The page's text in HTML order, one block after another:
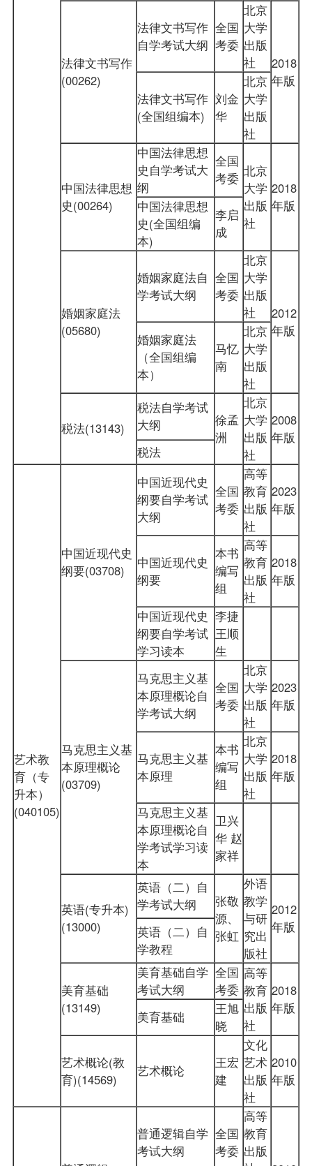
法律文书写作
(00262)
法律文书写作
自学考试大纲
全国
考委
北京
大学
出版
社
2018
年版
法律文书写作
(全国组编本)
刘金
华
北京
大学
出版
社
中国法律思想
史(00264)
中国法律思想
史自学考试大
纲
全国
考委 北京
大学
出版
社
2018
年版
中国法律思想
史(全国组编
本)
李启
成
婚姻家庭法
(05680)
婚姻家庭法自
学考试大纲
全国
考委
北京
大学
出版
社
2012
年版
婚姻家庭法
（全国组编
本）
马忆
南
北京
大学
出版
社
税法(13143)
税法自学考试
大纲
徐孟
洲
北京
大学
出版
社
2008
年版
税法
艺术教
育（专
升本）
(040105)
中国近现代史
纲要(03708)
中国近现代史
纲要自学考试
大纲
全国
考委
高等
教育
出版
社
2023
年版
中国近现代史
纲要
本书
编写
组
高等
教育
出版
社
2018
年版
中国近现代史
纲要自学考试
学习读本
李捷
王顺
生
马克思主义基
本原理概论
(03709)
马克思主义基
本原理概论自
学考试大纲
全国
考委
北京
大学
出版
社
2023
年版
马克思主义基
本原理
本书
编写
组
北京
大学
出版
社
2018
年版
马克思主义基
本原理概论自
学考试学习读
本
卫兴
华 赵
家祥
英语(专升本)
(13000)
英语（二）自
学考试大纲
张敬
源、
张虹
外语
教学
与研
究出
版社
2012
年版
英语（二）自
学教程
美育基础
(13149)
美育基础自学
考试大纲
全国
考委
高等
教育
出版
社
2018
年版
美育基础
王旭
晓
艺术概论(教
育)(14569)
艺术概论
王宏
建
文化
艺术
出版
社
2010
年版
普通逻辑自学
考试大纲
全国
考委
高等
教育
出版